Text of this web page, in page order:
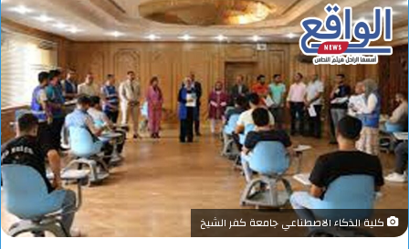
كلية الذكاء الاصطناعي جامعة كفر الشيخ